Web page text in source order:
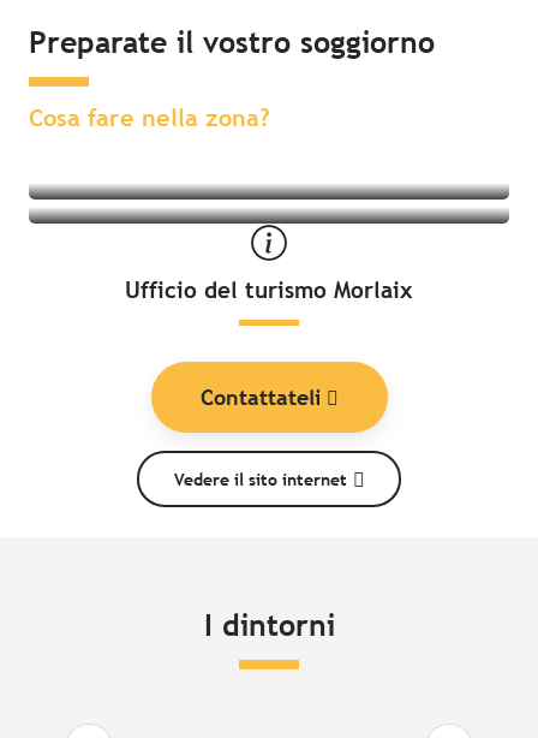
Preparate il vostro soggiorno
Cosa fare nella zona?
Soggiorno nelle vicinanze
Attività nelle vicinanze
Ufficio del turismo Morlaix
Contattateli
Vedere il sito internet
I dintorni